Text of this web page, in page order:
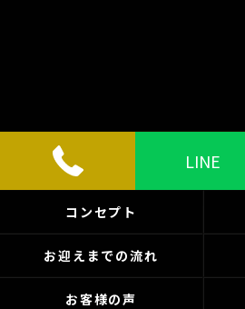
LINE
コンセプト
お迎えまでの流れ
お客様の声